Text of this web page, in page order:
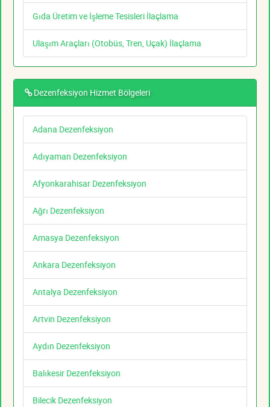
Gıda Üretim ve İşleme Tesisleri İlaçlama
Ulaşım Araçları (Otobüs, Tren, Uçak) İlaçlama
Dezenfeksiyon Hizmet Bölgeleri
Adana Dezenfeksiyon
Adıyaman Dezenfeksiyon
Afyonkarahisar Dezenfeksiyon
Ağrı Dezenfeksiyon
Amasya Dezenfeksiyon
Ankara Dezenfeksiyon
Antalya Dezenfeksiyon
Artvin Dezenfeksiyon
Aydın Dezenfeksiyon
Balıkesir Dezenfeksiyon
Bilecik Dezenfeksiyon